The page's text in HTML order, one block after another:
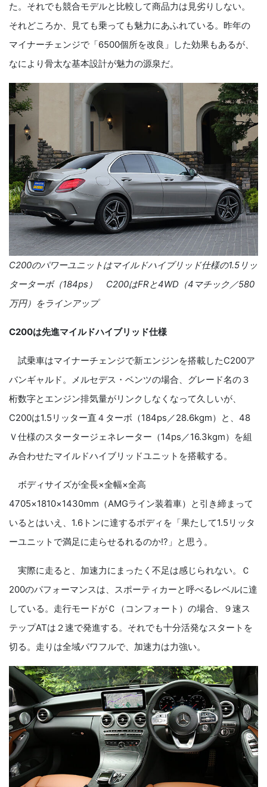
た。それでも競合モデルと比較して商品力は見劣りしない。
それどころか、見ても乗っても魅力にあふれている。昨年の
マイナーチェンジで「6500個所を改良」した効果もあるが、
なにより骨太な基本設計が魅力の源泉だ。
C200のパワーユニットはマイルドハイブリッド仕様の1.5 リッ
ターターボ（184ps ） C200はFRと4WD （4 マチック／580
万円）をラインアップ
C200は先進マイルドハイブリッド仕様
試乗車はマイナーチェンジで新エンジンを搭載したC200ア
バンギャルド。メルセデス・ベンツの場合、グレード名の３
桁数字とエンジン排気量がリンクしなくなって久しいが、
C200は1.5 リッター直４ターボ（184ps ／28.6kgm）と、 48
Ｖ仕様のスタータージェネレーター（14ps ／16.3kgm）を組
み合わせたマイルドハイブリッドユニットを搭載する。
ボディサイズが全長×全幅×全高
4705×1810×1430mm （AMGライン装着車）と引き締まって
いるとはいえ、 1.6 トンに達するボディを「果たして1.5 リッタ
ーユニットで満足に走らせるれるのか!? 」と思う。
実際に走ると、加速力にまったく不足は感じられない。Ｃ
200のパフォーマンスは、スポーティカーと呼べるレベルに達
している。走行モードがＣ（コンフォート）の場合、９速ス
テップATは２速で発進する。それでも十分活発なスタートを
切る。走りは全域パワフルで、加速力は力強い。